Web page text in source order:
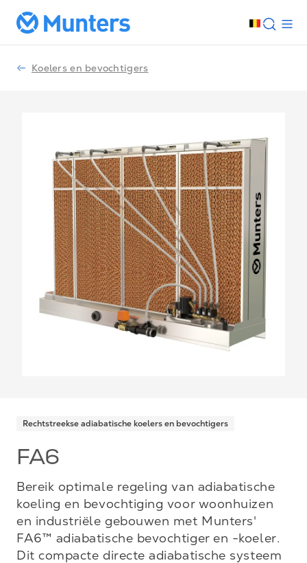
Koelers en bevochtigers
Rechtstreekse adiabatische koelers en bevochtigers
FA6
Bereik optimale regeling van adiabatische
koeling en bevochtiging voor woonhuizen
en industriële gebouwen met Munters'
FA6™ adiabatische bevochtiger en -koeler.
Dit compacte directe adiabatische systeem